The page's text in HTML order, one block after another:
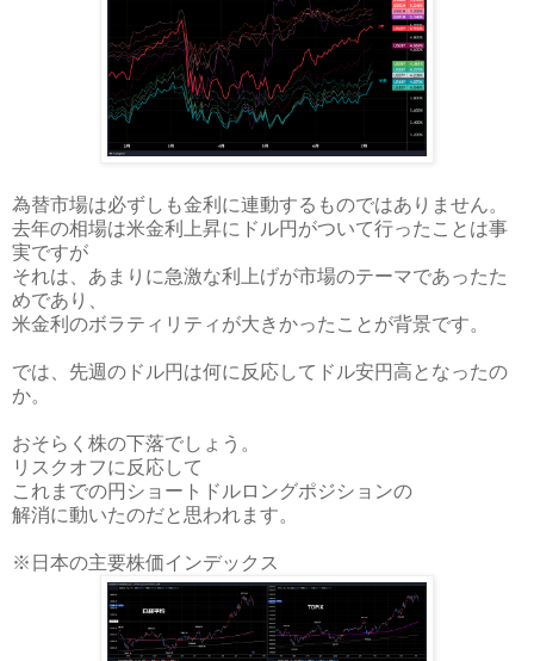
為替市場は必ずしも金利に連動するものではありません。
去年の相場は米金利上昇にドル円がついて行ったことは事
実ですが
それは、あまりに急激な利上げが市場のテーマであったた
めであり、
米金利のボラティリティが大きかったことが背景です。
では、先週のドル円は何に反応してドル安円高となったの
か。
おそらく株の下落でしょう。
リスクオフに反応して
これまでの円ショートドルロングポジションの
解消に動いたのだと思われます。
※日本の主要株価インデックス